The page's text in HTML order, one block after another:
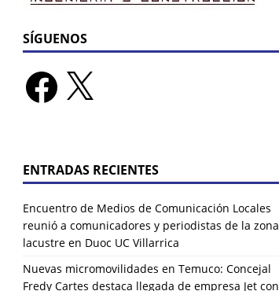
SÍGUENOS
ENTRADAS RECIENTES
Encuentro de Medios de Comunicación Locales
reunió a comunicadores y periodistas de la zona
lacustre en Duoc UC Villarrica
Nuevas micromovilidades en Temuco: Concejal
Fredy Cartes destaca llegada de empresa Jet con